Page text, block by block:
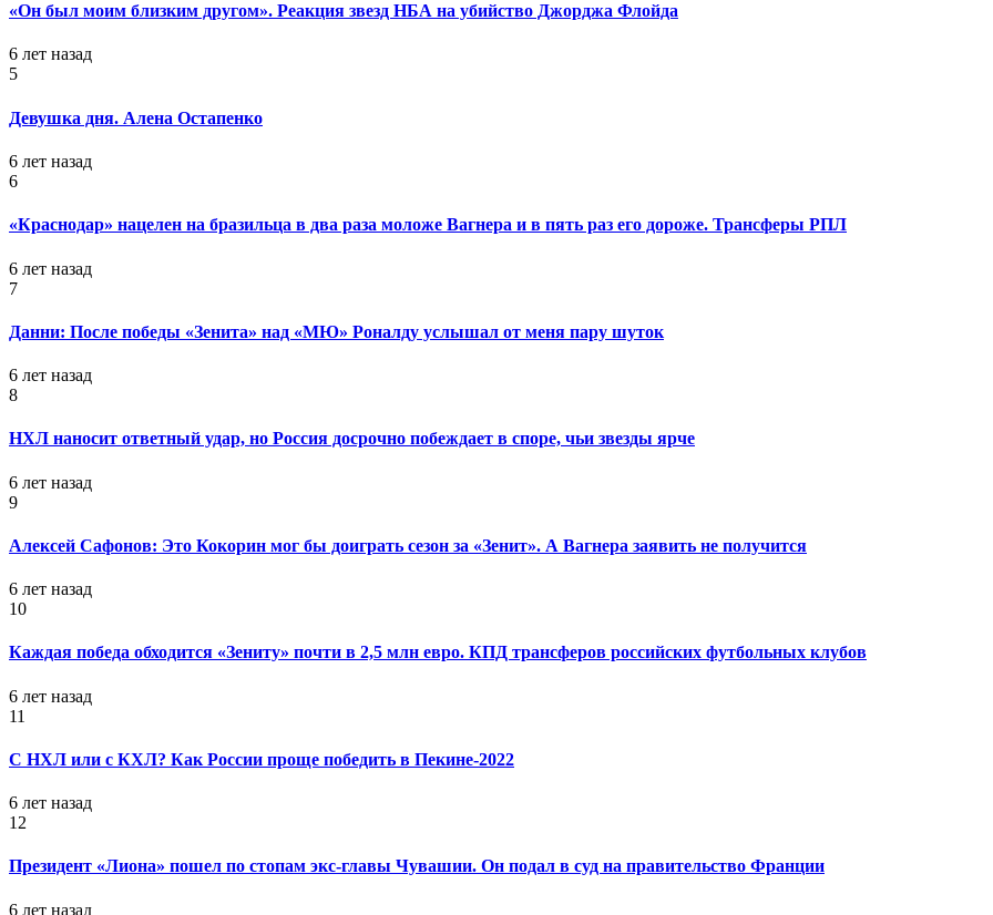
«Он был моим близким другом». Реакция звезд НБА на убийство Джорджа Флойда
6 лет назад
5
Девушка дня. Алена Остапенко
6 лет назад
6
«Краснодар» нацелен на бразильца в два раза моложе Вагнера и в пять раз его дороже. Трансферы РПЛ
6 лет назад
7
Данни: После победы «Зенита» над «МЮ» Роналду услышал от меня пару шуток
6 лет назад
8
НХЛ наносит ответный удар, но Россия досрочно побеждает в споре, чьи звезды ярче
6 лет назад
9
Алексей Сафонов: Это Кокорин мог бы доиграть сезон за «Зенит». А Вагнера заявить не получится
6 лет назад
10
Каждая победа обходится «Зениту» почти в 2,5 млн евро. КПД трансферов российских футбольных клубов
6 лет назад
11
С НХЛ или с КХЛ? Как России проще победить в Пекине-2022
6 лет назад
12
Президент «Лиона» пошел по стопам экс-главы Чувашии. Он подал в суд на правительство Франции
6 лет назад